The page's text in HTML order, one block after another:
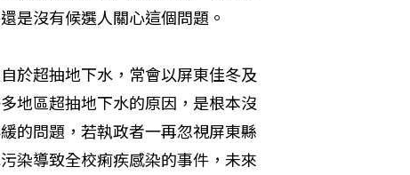
是沒有候選人關心這個問題。
於超抽地下水，常會以屏東佳冬及
地區超抽地下水的原因，是根本沒
的問題，若執政者一再忽視屏東縣
染導致全校痢疾感染的事件，未來